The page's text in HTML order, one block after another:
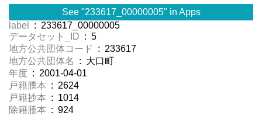
See "233617_00000005" in Apps
label
: 233617_00000005
データセット_ID : 5
地方公共団体コード
: 233617
地方公共団体名
: 大口町
年度 : 2001-04-01
戸籍謄本 : 2624
戸籍抄本 : 1014
除籍謄本 : 924